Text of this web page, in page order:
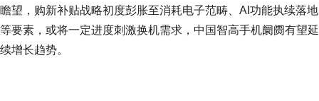
瞻望，购新补贴战略初度彭胀至消耗电子范畴、AI功能执续落地
等要素，或将一定进度刺激换机需求，中国智高手机阛阓有望延
续增长趋势。